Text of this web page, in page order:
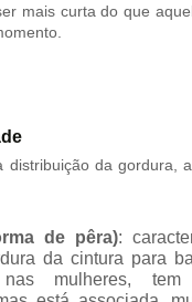
mais curta do que
distribuição da gordura,
de pêra):
da cintura para
mulheres, tem